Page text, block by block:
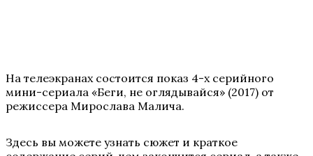
На телеэкранах состоится показ 4-х серийного
мини-сериала «Беги, не оглядывайся» (2017) от
режиссера Мирослава Малича.
Здесь вы можете узнать сюжет и краткое